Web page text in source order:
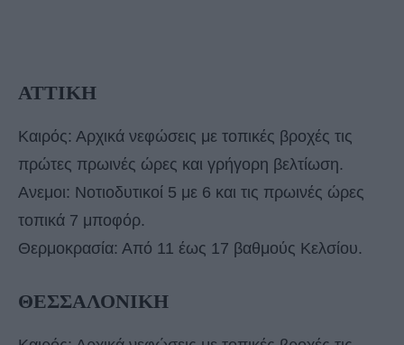
ΑΤΤΙΚΗ
Καιρός: Αρχικά νεφώσεις με τοπικές βροχές τις
πρώτες πρωινές ώρες και γρήγορη βελτίωση.
Ανεμοι: Νοτιοδυτικοί 5 με 6 και τις πρωινές ώρες
τοπικά 7 μποφόρ.
Θερμοκρασία: Από 11 έως 17 βαθμούς Κελσίου.
ΘΕΣΣΑΛΟΝΙΚΗ